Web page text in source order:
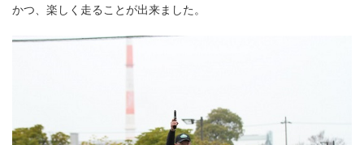
かつ、楽しく走ることが出来ました。